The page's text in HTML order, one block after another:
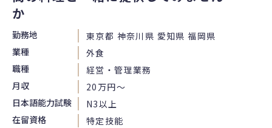
か
勤務地
東京都 神奈川県 愛知県 福岡県
業種
外食
職種
経営・管理業務
月収
20万円〜
日本語能力試験
N3以上
在留資格
特定技能